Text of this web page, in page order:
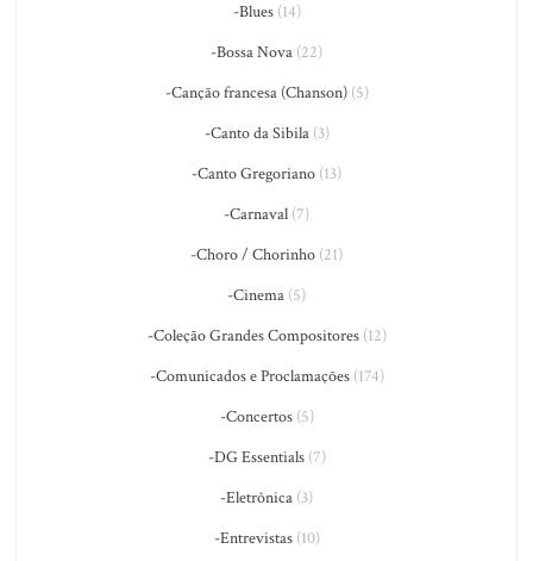
-Blues(14)
-Bossa Nova (22)
-Canção francesa (Chanson)(5)
-Canto da Sibila(3)
-Canto Gregoriano (13)
-Carnaval (7)
-Choro / Chorinho (21)
-Cinema (5)
-Coleção Grandes Compositores(12)
-Comunicados e Proclamações(174)
-Concertos(5)
-DG Essentials(7)
-Eletrônica (3)
-Entrevistas(10)